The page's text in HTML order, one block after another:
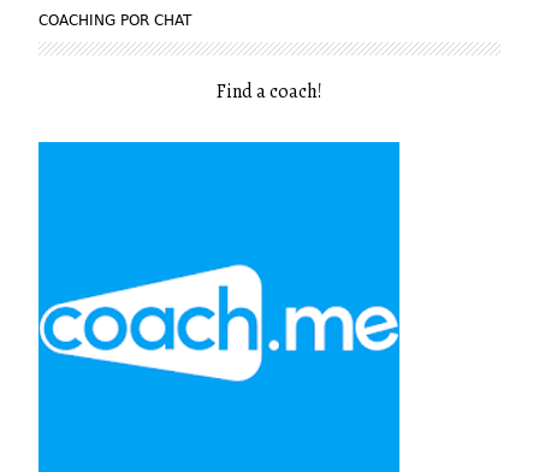
COACHING POR CHAT
Find a coach!